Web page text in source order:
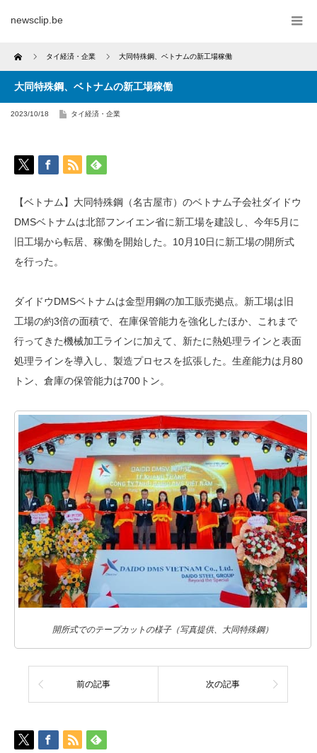
newsclip.be
Home タイ経済・企業 ⼤同特殊鋼、ベトナムの新工場稼働
⼤同特殊鋼、ベトナムの新工場稼働
2023/10/18 タイ経済・企業
【ベトナム】⼤同特殊鋼（名古屋市）のベトナム子会社ダイドウ
DMSベトナムは北部フンイエン省に新工場を建設し、今年5月に
旧工場から転居、稼働を開始した。10月10日に新工場の開所式
を行った。
ダイドウDMSベトナムは金型用鋼の加工販売拠点。新工場は旧
工場の約3倍の面積で、在庫保管能力を強化したほか、これまで
行ってきた機械加工ラインに加えて、新たに熱処理ラインと表面
処理ラインを導入し、製造プロセスを拡張した。生産能力は月80
トン、倉庫の保管能力は700トン。
開所式でのテープカットの様子（写真提供、大同特殊鋼）
前の記事 次の記事